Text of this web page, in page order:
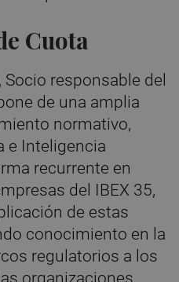
Cuota
, Socio responsable del
de una amplia
normativo,
e Inteligencia
recurrente en
del IBEX 35,
de estas
conocimiento en la
regulatorios a los
organizaciones,